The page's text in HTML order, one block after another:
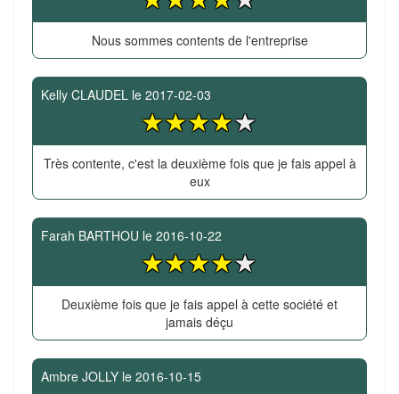
Nous sommes contents de l'entreprise
Kelly CLAUDEL le 2017-02-03
Très contente, c'est la deuxième fois que je fais appel à
eux
Farah BARTHOU le 2016-10-22
Deuxième fois que je fais appel à cette société et
jamais déçu
Ambre JOLLY le 2016-10-15